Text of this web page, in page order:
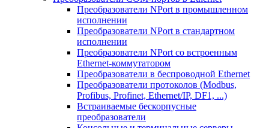
Преобразователи NPort в промышленном
исполнении
Преобразователи NPort в стандартном
исполнении
Преобразователи NPort со встроенным
Ethernet-коммутатором
Преобразователи в беспроводной Ethernet
Преобразователи протоколов (Modbus,
Profibus, Profinet, Ethernet/IP, DF1, ...)
Встраиваемые бескорпусные
преобразователи